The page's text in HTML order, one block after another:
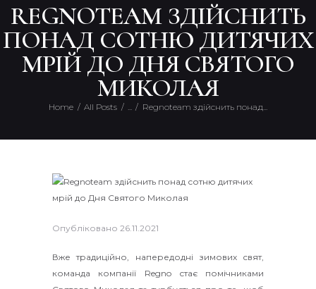
REGNOTEAM ЗДІЙСНИТЬ
ПОНАД СОТНЮ ДИТЯЧИХ
МРІЙ ДО ДНЯ СВЯТОГО
МИКОЛАЯ
Home All Posts ... Regnoteam здійснить понад...
UKRAINIAN
Опубліковано 26.11.2021
Вже традиційно, напередодні зимових свят,
команда компанії Regno стає помічниками